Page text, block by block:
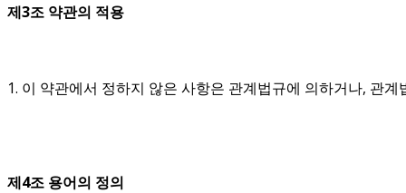
제3조 약관의 적용
1. 이 약관에서 정하지 않은 사항은 관계법규에 의하거나, 관
제4조 용어의 정의